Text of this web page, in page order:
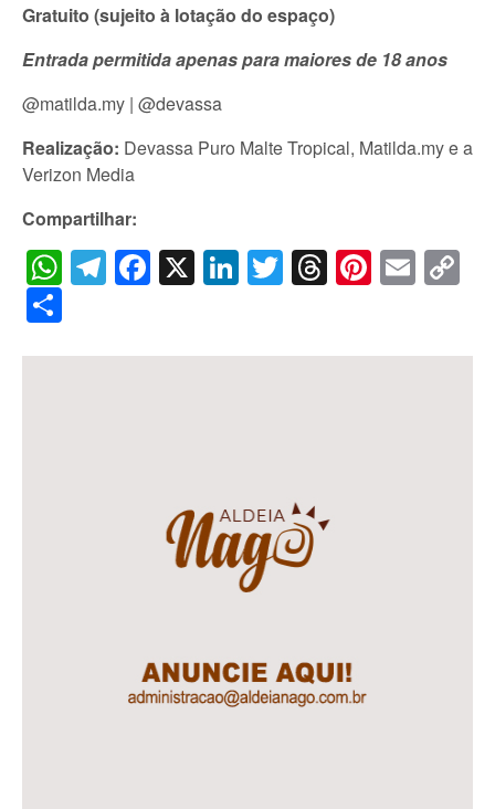
Gratuito (sujeito à lotação do espaço)
Entrada permitida apenas para maiores de 18 anos
@matilda.my | @devassa
Realização: Devassa Puro Malte Tropical, Matilda.my e a
Verizon Media
Compartilhar:
WhatsApp
Telegram
Facebook
X LinkedIn
Twitter
Threads